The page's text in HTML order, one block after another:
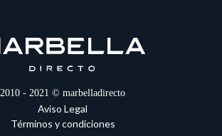
2010 - 2021 © marbelladirecto
Aviso Legal
Términos y condiciones